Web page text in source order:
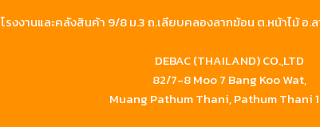
โรงงานและคลังสินค้า 9/8 ม.3 ถ.เลียบคลองลากฆ้อน ต.หน้าไม้ อ.
DEBAC (THAILAND) CO.,LTD
82/7-8 Moo 7 Bang Koo Wat,
Muang Pathum Thani, Pathum Thani